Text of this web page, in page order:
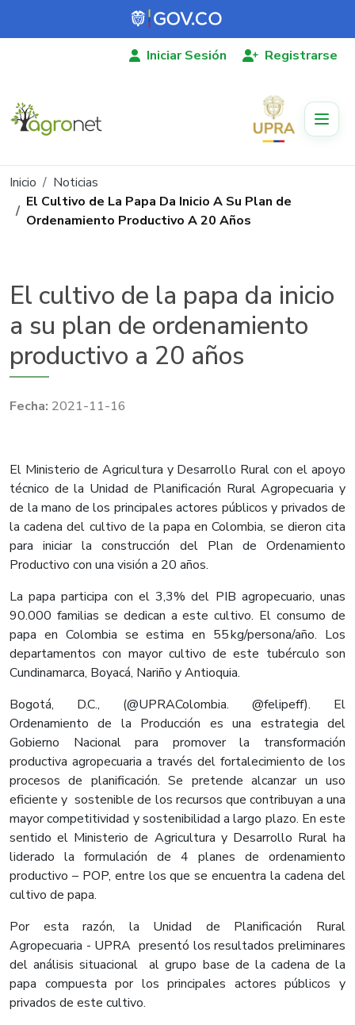
Pasar al contenido principal
Iniciar Sesión Registrarse
Ruta de navegación
Inicio
Noticias
El Cultivo de La Papa Da Inicio A Su Plan de
Ordenamiento Productivo A 20 Años
El cultivo de la papa da inicio
a su plan de ordenamiento
productivo a 20 años
2021-11-16
El Ministerio de Agricultura y Desarrollo Rural con el apoyo
técnico de la Unidad de Planificación Rural Agropecuaria y
de la mano de los principales actores públicos y privados de
la cadena del cultivo de la papa en Colombia, se dieron cita
para iniciar la construcción del Plan de Ordenamiento
Productivo con una visión a 20 años.
La papa participa con el 3,3% del PIB agropecuario, unas
90.000 familias se dedican a este cultivo. El consumo de
papa en Colombia se estima en 55 kg/persona/año. Los
departamentos con mayor cultivo de este tubérculo son
Cundinamarca, Boyacá, Nariño y Antioquia.
Bogotá, D.C., (@UPRAColombia. @felipeff). El
Ordenamiento de la Producción es una estrategia del
Gobierno Nacional para promover la transformación
productiva agropecuaria a través del fortalecimiento de los
procesos de planificación. Se pretende alcanzar un uso
eficiente y sostenible de los recursos que contribuyan a una
mayor competitividad y sostenibilidad a largo plazo. En este
sentido el Ministerio de Agricultura y Desarrollo Rural ha
liderado la formulación de 4 planes de ordenamiento
productivo – POP, entre los que se encuentra la cadena del
cultivo de papa.
Por esta razón, la Unidad de Planificación Rural
Agropecuaria - UPRA presentó los resultados preliminares
del análisis situacional al grupo base de la cadena de la
papa compuesta por los principales actores públicos y
privados de este cultivo.